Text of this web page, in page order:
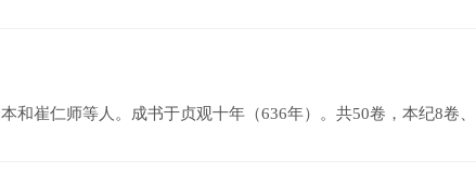
崔仁师等人。成书于贞观十年（636年）。共50卷，本纪8卷